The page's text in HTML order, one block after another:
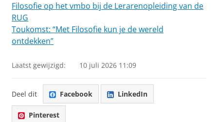
Filosofie op het vmbo bij de Lerarenopleiding van de
RUG
Toukomst: “Met Filosofie kun je de wereld
ontdekken”
Laatst gewijzigd: 10 juli 2026 11:09
Deel dit Facebook LinkedIn
Pinterest